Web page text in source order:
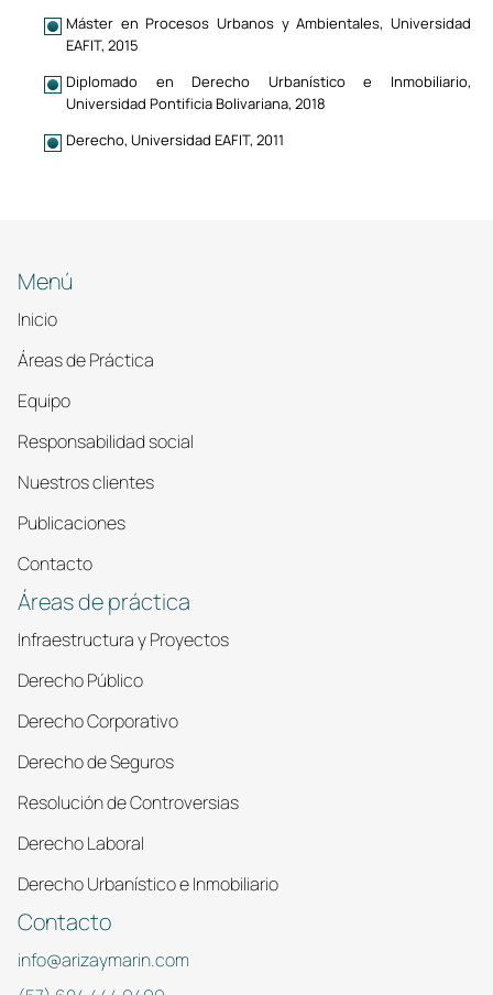
Máster en Procesos Urbanos y Ambientales, Universidad
EAFIT, 2015
Diplomado en Derecho Urbanístico e Inmobiliario,
Universidad Pontificia Bolivariana, 2018
Derecho, Universidad EAFIT, 2011
Menú
Inicio
Áreas de Práctica
Equipo
Responsabilidad social
Nuestros clientes
Publicaciones
Contacto
Áreas de práctica
Infraestructura y Proyectos
Derecho Público
Derecho Corporativo
Derecho de Seguros
Resolución de Controversias
Derecho Laboral
Derecho Urbanístico e Inmobiliario
Contacto
info@arizaymarin.com